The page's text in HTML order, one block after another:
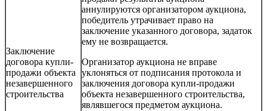
Заключение
договора купли-
продажи объекта
незавершенного
строительства
аннулируются организатором аукциона,
победитель утрачивает право на
заключение указанного договора, задаток
ему не возвращается.
Организатор аукциона не вправе
уклоняться от подписания протокола и
заключения договора купли-продажи
объекта незавершенного строительства,
являвшегося предметом аукциона.